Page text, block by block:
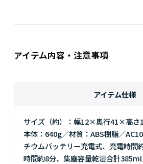
アイテム内容・注意事項
アイテム仕様
サイズ（約）：幅12×奥行41×高さ
本体：640g／材質：ABS樹脂／
チウムバッテリー充電式、充電時間
時間約8分、集塵容量乾湿合計